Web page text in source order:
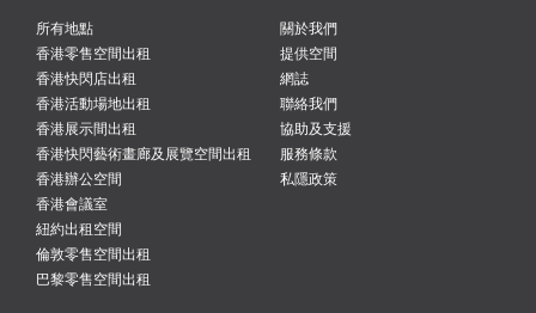
所有地點
香港零售空間出租
香港快閃店出租
香港活動場地出租
香港展示間出租
香港快閃藝術畫廊及展覽空間出租
香港辦公空間
香港會議室
紐約出租空間
倫敦零售空間出租
巴黎零售空間出租
關於我們
提供空間
網誌
聯絡我們
協助及支援
服務條款
私隱政策